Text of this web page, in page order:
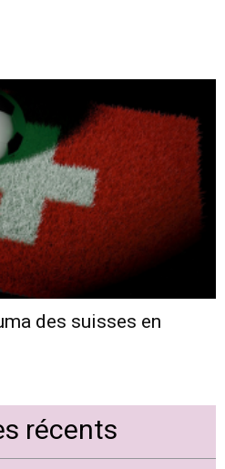
des suisses en
récents